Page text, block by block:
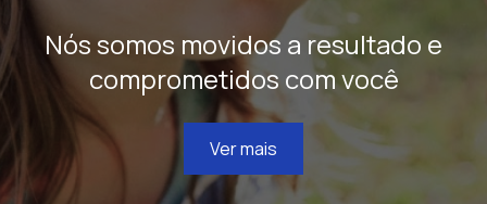
Nós somos movidos a resultado e
comprometidos com você
Ver mais